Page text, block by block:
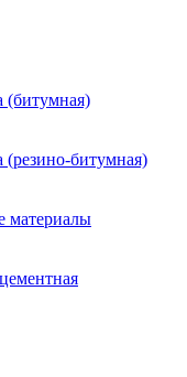
(битумная)
(резино-битумная)
материалы